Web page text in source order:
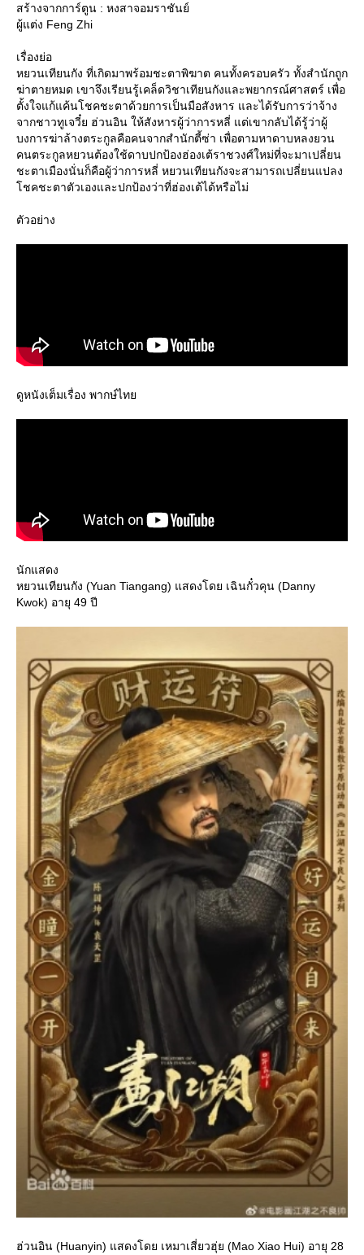
สร้างจากการ์ตูน : หงสาจอมราชันย์
ผู้แต่ง Feng Zhi
เรื่องย่อ
หยวนเทียนกัง ที่เกิดมาพร้อมชะตาพิฆาต คนทั้งครอบครัว ทั้งสำนักถูก
ฆ่าตายหมด เขาจึงเรียนรู้เคล็ดวิชาเทียนกังและพยากรณ์ศาสตร์ เพื่อ
ตั้งใจแก้แค้นโชคชะตาด้วยการเป็นมือสังหาร และได้รับการว่าจ้าง
จากชาวทูเจวี๋ย ฮ่วนอิน ให้สังหารผู้ว่าการหลี่ แต่เขากลับได้รู้ว่าผู้
บงการฆ่าล้างตระกูลคือคนจากสำนักตี้ซ่า เพื่อตามหาดาบหลงยวน
คนตระกูลหยวนต้องใช้ดาบปกป้องฮ่องเต้ราชวงศ์ใหม่ที่จะมาเปลี่ยน
ชะตาเมืองนั่นก็คือผู้ว่าการหลี่ หยวนเทียนกังจะสามารถเปลี่ยนแปลง
ชคชะตาตัวเองและปกป้องว่าที่ฮ่องเต้ได้หรือไม่
ตัวอย่าง
ดูหนังเต็มเรื่อง พากษ์ไท
นักแสดง
หยวนเทียนกัง (Yuan Tiangang) แสดงโดย เฉินกั๋วคุน (Danny
Kwok) อายุ 49 ปี
ฮ่วนอิน (Huanyin) แสดงโดย เหมาเสี่ยวฮุ่ย (Mao Xiao Hui) อายุ 28